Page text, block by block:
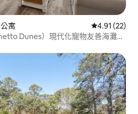
寓 從 22 則評價
4.91 (22)
Dunes）現代化寵物友善海灘小